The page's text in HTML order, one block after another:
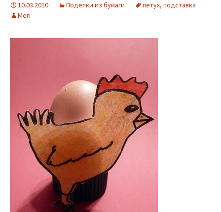
10.03.2010 Поделки из бумаги петух, подставка
Meri